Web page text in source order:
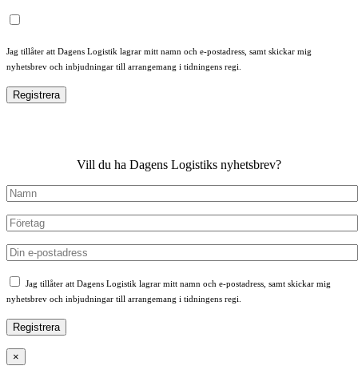
Jag tillåter att Dagens Logistik lagrar mitt namn och e-postadress, samt skickar mig
nyhetsbrev och inbjudningar till arrangemang i tidningens regi.
Vill du ha Dagens Logistiks nyhetsbrev?
Jag tillåter att Dagens Logistik lagrar mitt namn och e-postadress, samt skickar mig
nyhetsbrev och inbjudningar till arrangemang i tidningens regi.
×